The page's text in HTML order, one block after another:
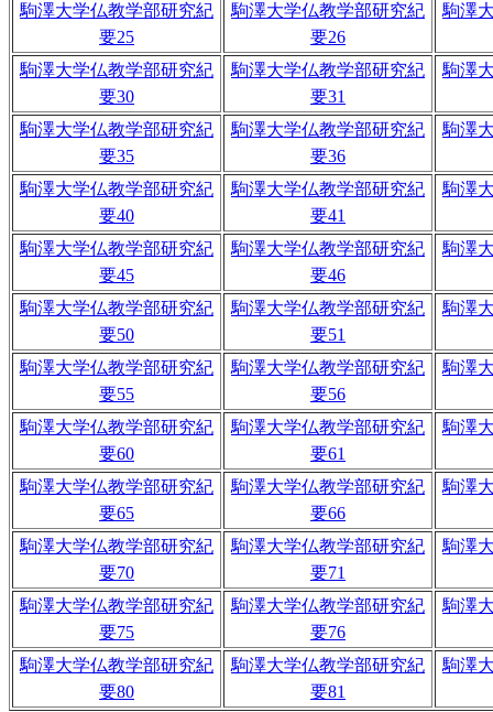
駒澤大学仏教学部研究紀
要25
駒澤大学仏教学部研究紀
要26
駒澤
駒澤大学仏教学部研究紀
要30
駒澤大学仏教学部研究紀
要31
駒澤
駒澤大学仏教学部研究紀
要35
駒澤大学仏教学部研究紀
要36
駒澤
駒澤大学仏教学部研究紀
要40
駒澤大学仏教学部研究紀
要41
駒澤
駒澤大学仏教学部研究紀
要45
駒澤大学仏教学部研究紀
要46
駒澤
駒澤大学仏教学部研究紀
要50
駒澤大学仏教学部研究紀
要51
駒澤
駒澤大学仏教学部研究紀
要55
駒澤大学仏教学部研究紀
要56
駒澤
駒澤大学仏教学部研究紀
要60
駒澤大学仏教学部研究紀
要61
駒澤
駒澤大学仏教学部研究紀
要65
駒澤大学仏教学部研究紀
要66
駒澤
駒澤大学仏教学部研究紀
要70
駒澤大学仏教学部研究紀
要71
駒澤
駒澤大学仏教学部研究紀
要75
駒澤大学仏教学部研究紀
要76
駒澤
駒澤大学仏教学部研究紀
要80
駒澤大学仏教学部研究紀
要81
駒澤